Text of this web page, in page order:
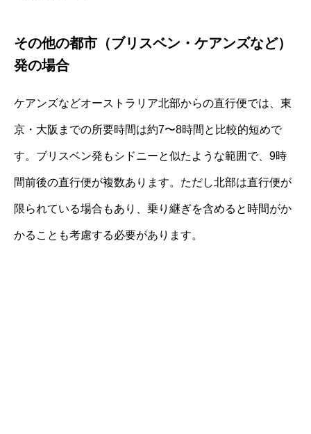
その他の都市（ブリスベン・ケアンズなど）
発の場合
ケアンズなどオーストラリア北部からの直行便では、東
京・大阪までの所要時間は約7〜8時間と比較的短めで
す。ブリスベン発もシドニーと似たような範囲で、9時
間前後の直行便が複数あります。ただし北部は直行便が
限られている場合もあり、乗り継ぎを含めると時間がか
かることも考慮する必要があります。